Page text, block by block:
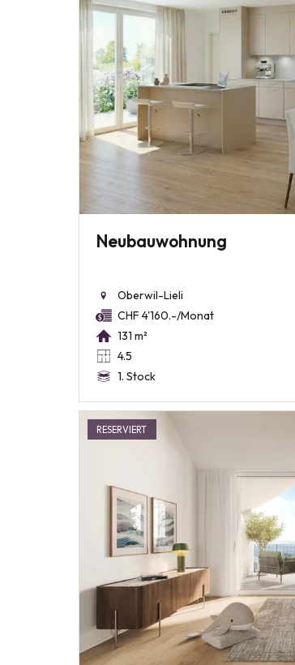
Neubauwohnung
Oberwil-Lieli
CHF 4'160.-/Monat
131 m²
4.5
1. Stock
RESERVIERT